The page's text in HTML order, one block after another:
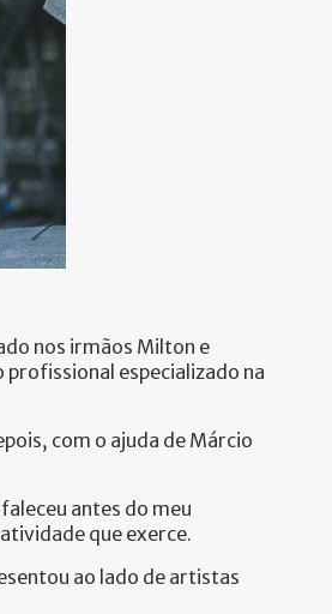
nos irmãos Milton e
especializado na
com o ajuda de Márcio
antes do meu
que exerce.
ao lado de artistas